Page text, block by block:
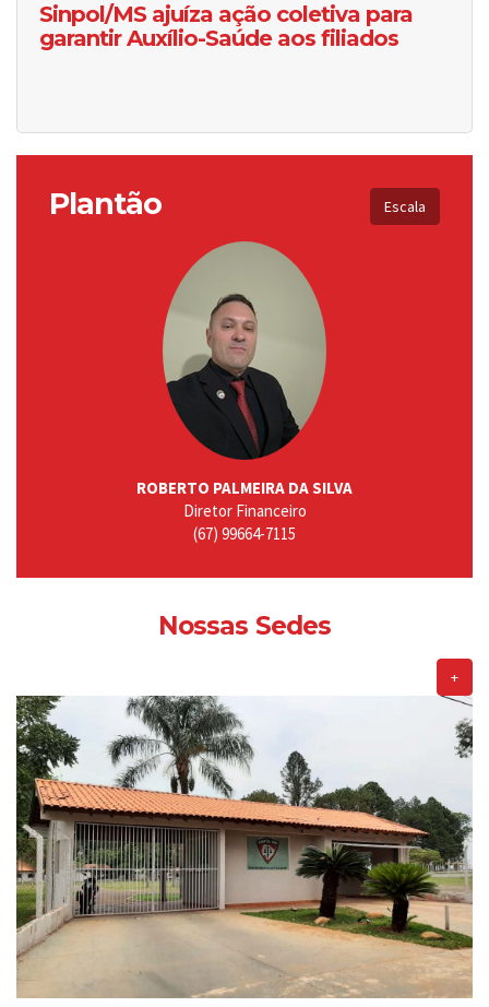
Sinpol/MS ajuíza ação coletiva para
garantir Auxílio-Saúde aos filiados
Plantão Escala
ROBERTO PALMEIRA DA SILVA
Diretor Financeiro
(67) 99664-7115
Nossas Sedes
+